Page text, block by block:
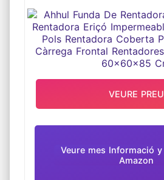
POLS
PROTECTOR PER
FRONTAL
ASSECADORA, L-
Veure mes Informació
Amazon
VEURE PREU